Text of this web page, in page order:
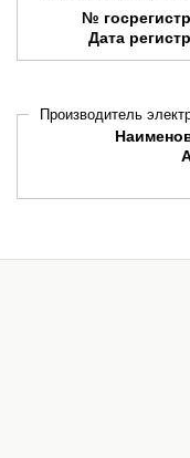
№
Дата
Производитель